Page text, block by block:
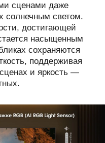
сценами даже
солнечным светом.
достигающей
насыщенным
сохраняются
поддерживая
и яркость —